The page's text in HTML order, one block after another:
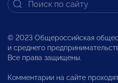
© 2023 Общероссийская
и среднего
Все права защищены.
Комментарии на сайте